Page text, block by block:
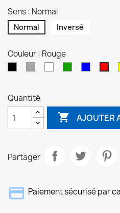
Sens : Normal
Normal Inversé
Couleur : Rouge
Quantité
 AJOUTER
Partager
Paiement sécurisé par